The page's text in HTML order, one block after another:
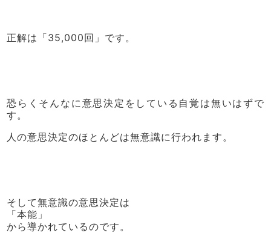
正解は「35,000回」です。
恐らくそんなに意思決定をしている自覚は無いはずで
す。
人の意思決定のほとんどは無意識に行われます。
そして無意識の意思決定は
「本能」
から導かれているのです。